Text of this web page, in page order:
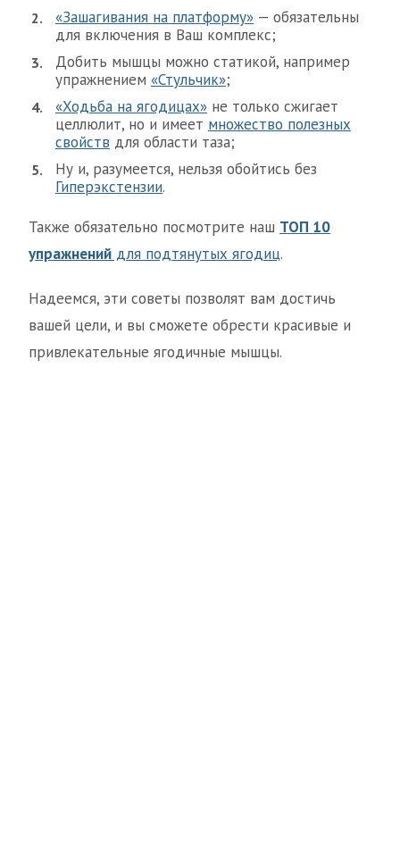
«Зашагивания на платформу» — обязательны
для включения в Ваш комплекс;
Добить мышцы можно статикой, например
упражнением «Стульчик»;
«Ходьба на ягодицах» не только сжигает
целлюлит, но и имеет множество полезных
свойств для области таза;
Ну и, разумеется, нельзя обойтись без
Гиперэкстензии.
Также обязательно посмотрите наш ТОП 10
упражнений для подтянутых ягодиц.
Надеемся, эти советы позволят вам достичь
вашей цели, и вы сможете обрести красивые и
привлекательные ягодичные мышцы.